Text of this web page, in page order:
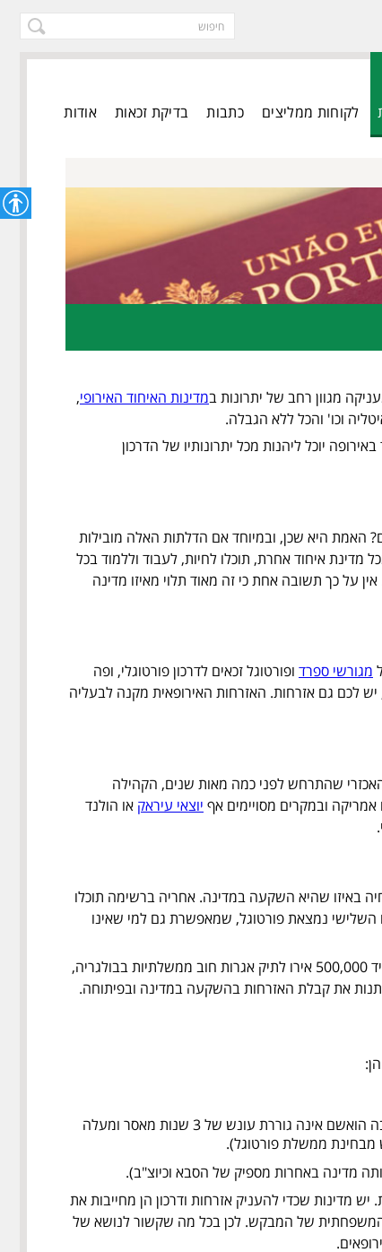
לקוחות ממליצים כתבות בדיקת זכאות אודות
מגוון רחב של יתרונות במדינות האיחוד האירופי,
וכו' והכל ללא הגבלה.
יוכל ליהנות מכל יתרונותיו של הדרכון
האמת היא שכן, ובמיוחד אם הדלתות האלה מובילות
מדינת איחוד אחרת, תוכלו לחיות, לעבוד וללמוד בכל
על כך תשובה אחת כי זה מאוד תלוי מאיזו מדינה
מגורשי ספרד ופורטוגל זכאים לדרכון פורטוגלי, ופה
יש לכם גם אזרחות. האזרחות האירופאית מקנה לבעליה
שהתרחש לפני כמה מאות שנים, הקהילה
אמריקה ובמקרים מסויימים אף יוצאי עיראק או הולנד
באיזו שהיא השקעה במדינה. אחריה ברשימה תוכלו
נמצאת פורטוגל, שמאפשרת גם למי שאינו
ומה לגבי המדינות בהן תהליך הוצאת האזרחות הוא לא כל כך פשוט? ובכן אם תרצו להוציא אזרחות אירופאית דרך בולגריה, תצטרכו להפקיד 500,000 אירו לתיק אגרות חוב ממשלתיות בבולגריה,
(ניתן שיהיה רישום פלילי בעברו של המבקש ובלבד שסוג העבירה בה הואשם אינה גוררת עונש של 3 שנות מאסר ומעלה
מבחינת ממשלת פורטוגל).
מדינה באחרות מספיק של הסבא וכיוצ"ב).
מדינות שכדי להעניק אזרחות ודרכון הן מחייבות את
של המבקש. לכן בכל מה שקשור לנושא של